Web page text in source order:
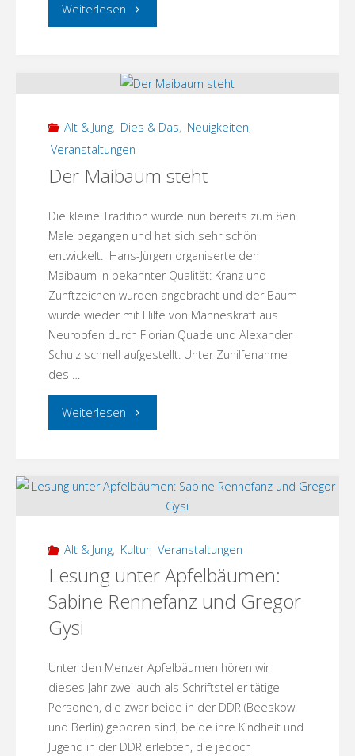
Weiterlesen "Dorfcafé
Gast
der
Kammeroper
Rheinsberg
wer
kommt
mit?"
Alt & Jung, Dies & Das, Neuigkeiten,
Veranstaltungen
Der Maibaum steht
Die kleine Tradition wurde nun bereits zum 8en
Male begangen und hat sich sehr schön
entwickelt. Hans-Jürgen organiserte den
Maibaum in bekannter Qualität: Kranz und
Zunftzeichen wurden angebracht und der Baum
wurde wieder mit Hilfe von Manneskraft aus
Neuroofen durch Florian Quade und Alexander
Schulz schnell aufgestellt. Unter Zuhilfenahme
des …
Weiterlesen "Der
steht"
Alt & Jung, Kultur, Veranstaltungen
Lesung unter Apfelbäumen:
Sabine Rennefanz und Gregor
Gysi
Unter den Menzer Apfelbäumen hören wir
dieses Jahr zwei auch als Schriftsteller tätige
Personen, die zwar beide in der DDR (Beeskow
und Berlin) geboren sind, beide ihre Kindheit und
Jugend in der DDR erlebten, die jedoch